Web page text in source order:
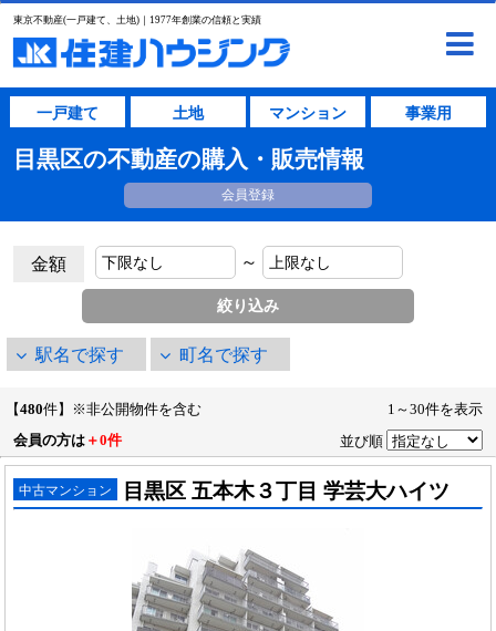
東京不動産(一戸建て、土地)｜1977年創業の信頼と実績
一戸建て 土地 マンション 事業用
目黒区の不動産の購入・販売情報
会員登録
金額 ～
駅名で探す 町名で探す
【480件】※非公開物件を含む
1～30件を表示
会員の方は ＋0件 並び順
中古マンション 目黒区 五本木３丁目 学芸大ハイツ